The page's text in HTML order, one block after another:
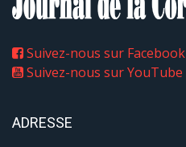
Suivez-nous sur Facebook
Suivez-nous sur YouTube
ADRESSE